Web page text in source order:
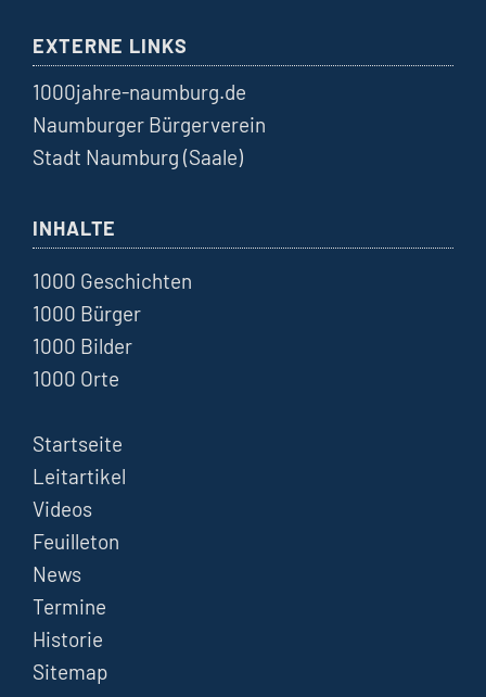
EXTERNE LINKS
1000jahre-naumburg.de
Naumburger Bürgerverein
Stadt Naumburg (Saale)
INHALTE
1000 Geschichten
1000 Bürger
1000 Bilder
1000 Orte
Startseite
Leitartikel
Videos
Feuilleton
News
Termine
Historie
Sitemap